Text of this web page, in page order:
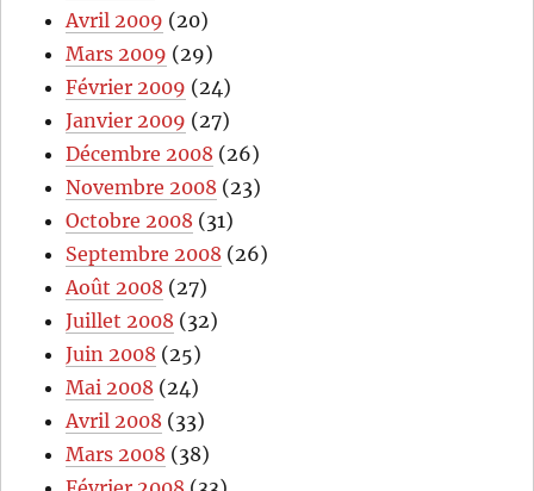
Avril 2009 (20)
Mars 2009 (29)
Février 2009 (24)
Janvier 2009 (27)
Décembre 2008 (26)
Novembre 2008 (23)
Octobre 2008 (31)
Septembre 2008 (26)
Août 2008 (27)
Juillet 2008 (32)
Juin 2008 (25)
Mai 2008 (24)
Avril 2008 (33)
Mars 2008 (38)